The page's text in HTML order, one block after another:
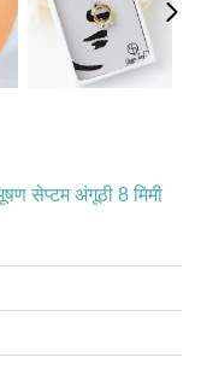
सेप्टम अंगूठी 8 मिमी